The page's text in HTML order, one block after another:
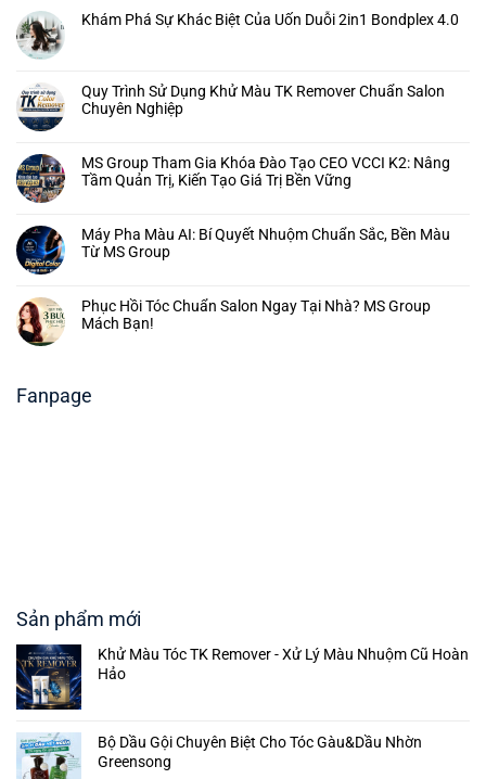
Khám Phá Sự Khác Biệt Của Uốn Duỗi 2in1 Bondplex 4.0
Quy Trình Sử Dụng Khử Màu TK Remover Chuẩn Salon
Chuyên Nghiệp
MS Group Tham Gia Khóa Đào Tạo CEO VCCI K2: Nâng
Tầm Quản Trị, Kiến Tạo Giá Trị Bền Vững
Máy Pha Màu AI: Bí Quyết Nhuộm Chuẩn Sắc, Bền Màu
Từ MS Group
Phục Hồi Tóc Chuẩn Salon Ngay Tại Nhà? MS Group
Mách Bạn!
Fanpage
Sản phẩm mới
Khử Màu Tóc TK Remover - Xử Lý Màu Nhuộm Cũ Hoàn
Hảo
Bộ Dầu Gội Chuyên Biệt Cho Tóc Gàu&Dầu Nhờn
Greensong